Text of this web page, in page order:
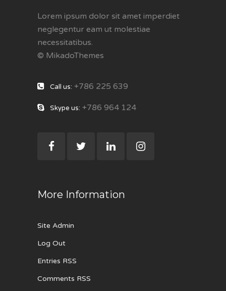
Lorem ipsum dolor sit amet imperdiet
neglegentur eam ut molestiae
necessitatibus.
© MikadoThemes
Call us: +786 225 639
Skype us: +786 964 124
More Information
Site Admin
Log Out
Entries RSS
Comments RSS